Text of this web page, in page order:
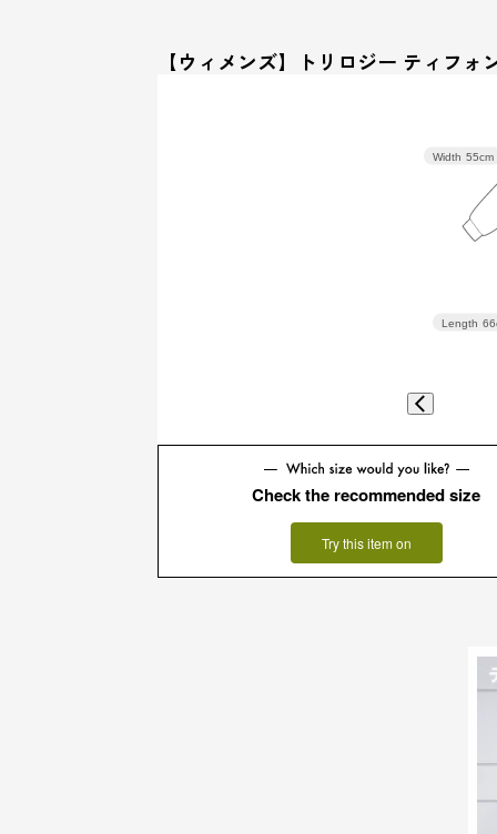
【ウィメンズ】トリロジー ティフォ
Length
Width 55cm
Check the recommended size
Try this item on